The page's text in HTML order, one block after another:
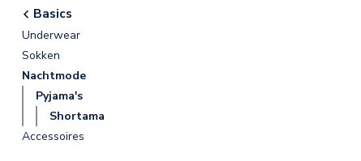
Basics
Underwear
Sokken
Nachtmode
Pyjama's
Shortama
Accessoires